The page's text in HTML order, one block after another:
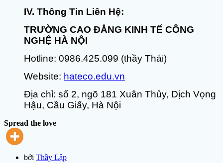
IV. Thông Tin Liên Hệ:
TRƯỜNG CAO ĐẲNG KINH TẾ CÔNG
NGHỆ HÀ NỘI
Hotline: 0986.425.099 (thầy Thái)
Website: hateco.edu.vn
Địa chỉ: số 2, ngõ 181 Xuân Thủy, Dịch Vọng
Hậu, Cầu Giấy, Hà Nội
Spread the love
bởi Thầy Lập